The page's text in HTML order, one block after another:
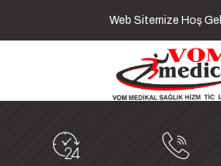
Web Sitemize Hoş